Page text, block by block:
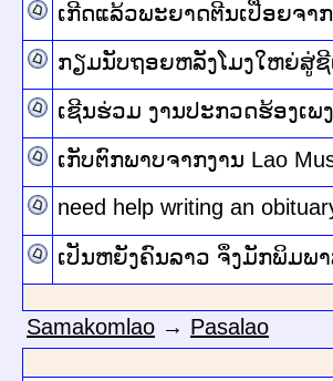
ເກີດແລ້ວພະຍາດຕີນເປື່ອຍຈາ
ກຽມນັບຖອຍຫລັງໂມງໃຫຍ່ສູ່ຊີ
ເຊີນຮ່ວມ ງານປະກວດຮ້ອງເພ
ເກັບຕົກພາບຈາກງານ Lao
need help writing an
ເປັນຫຍັງຄົນລາວ ຈຶ່ງມັກພິມພາ
Samakomlao → Pasalao